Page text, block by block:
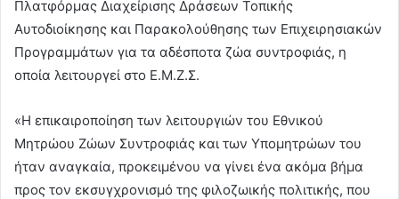
Πλατφόρμας Διαχείρισης Δράσεων Τοπικής
Αυτοδιοίκησης και Παρακολούθησης των Επιχειρησιακών
Προγραμμάτων για τα αδέσποτα ζώα συντροφιάς, η
οποία λειτουργεί στο Ε.Μ.Ζ.Σ.
«Η επικαιροποίηση των λειτουργιών του Εθνικού
Μητρώου Ζώων Συντροφιάς και των Υπομητρώων του
ήταν αναγκαία, προκειμένου να γίνει ένα ακόμα βήμα
προς τον εκσυγχρονισμό της φιλοζωικής πολιτικής, που